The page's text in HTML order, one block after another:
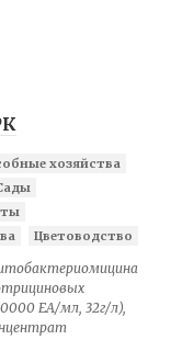
хозяйства
Цветоводство
ЕА/мл, 32г/л),